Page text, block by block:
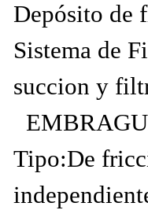
Depósito de
Sistema de
succion y
Tipo:De